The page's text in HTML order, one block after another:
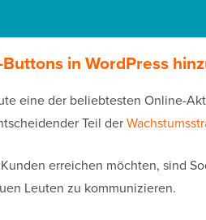
in WordPress
eine der beliebtesten Online-
Teil der
erreichen möchten, sind
Leuten zu kommunizieren.